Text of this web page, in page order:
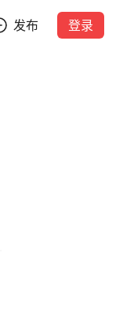
发布 登录